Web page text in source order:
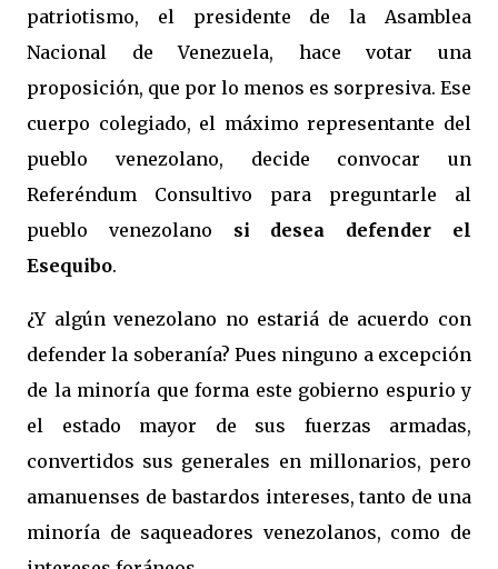
patriotismo, el presidente de la Asamblea
Nacional de Venezuela, hace votar una
proposición, que por lo menos es sorpresiva. Ese
cuerpo colegiado, el máximo representante del
pueblo venezolano, decide convocar un
Referéndum Consultivo para preguntarle al
pueblo venezolano si desea defender el
Esequibo.
¿Y algún venezolano no estariá de acuerdo con
defender la soberanía? Pues ninguno a excepción
de la minoría que forma este gobierno espurio y
el estado mayor de sus fuerzas armadas,
convertidos sus generales en millonarios, pero
amanuenses de bastardos intereses, tanto de una
minoría de saqueadores venezolanos, como de